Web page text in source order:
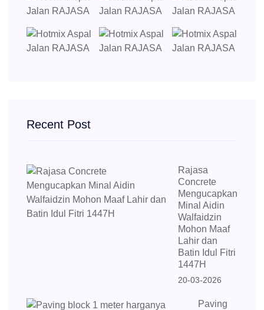
Recent Post
Rajasa
Concrete
Mengucapkan
Minal Aidin
Walfaidzin
Mohon Maaf
Lahir dan
Batin Idul Fitri
1447H
20-03-2026
Paving